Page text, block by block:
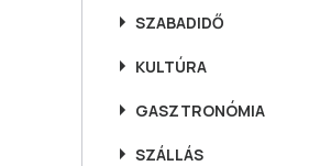
SZABADIDŐ
KULTÚRA
GASZTRONÓMIA
SZÁLLÁS